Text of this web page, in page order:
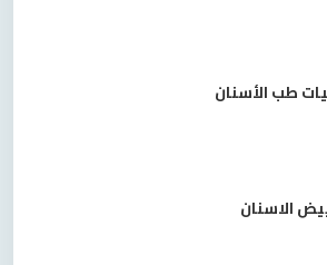
طب الأسنان
الاسنان